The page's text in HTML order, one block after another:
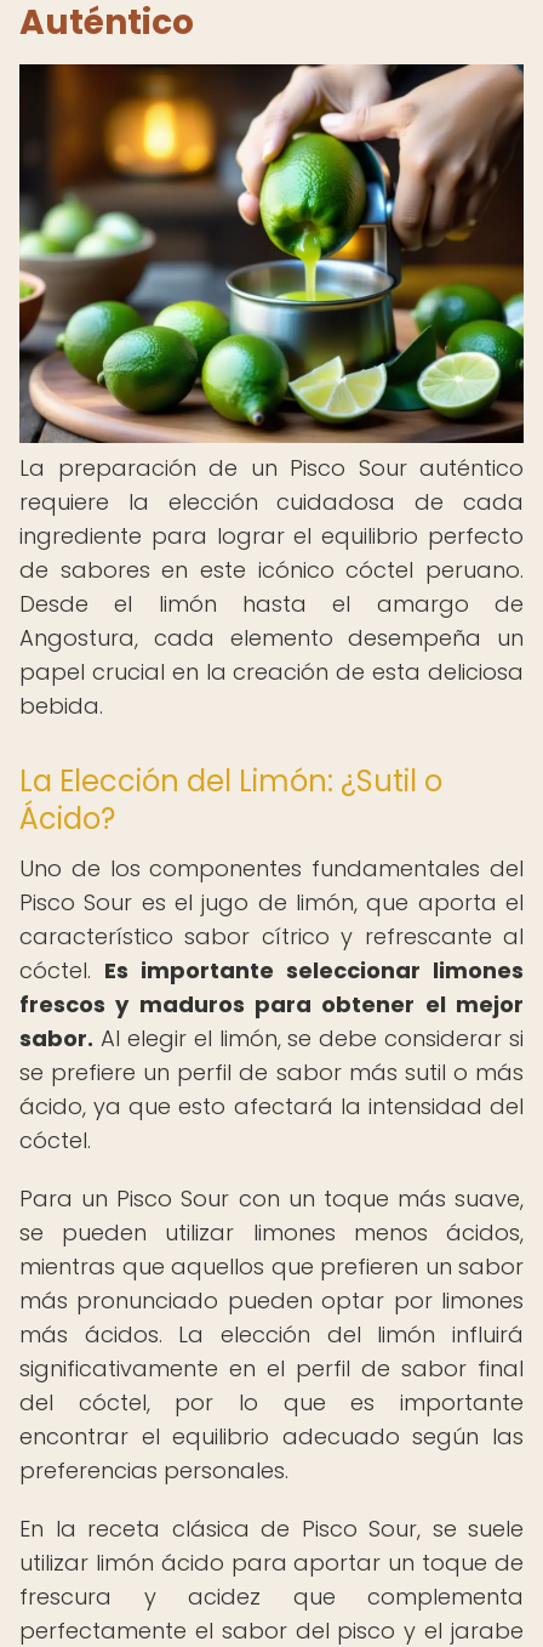
Auténtico
La preparación de un Pisco Sour auténtico
requiere la elección cuidadosa de cada
ingrediente para lograr el equilibrio perfecto
de sabores en este icónico cóctel peruano.
Desde el limón hasta el amargo de
Angostura, cada elemento desempeña un
papel crucial en la creación de esta deliciosa
bebida.
La Elección del Limón: ¿Sutil o
Ácido?
Uno de los componentes fundamentales del
Pisco Sour es el jugo de limón, que aporta el
característico sabor cítrico y refrescante al
cóctel. Es importante seleccionar limones
frescos y maduros para obtener el mejor
sabor. Al elegir el limón, se debe considerar si
se prefiere un perfil de sabor más sutil o más
ácido, ya que esto afectará la intensidad del
cóctel.
Para un Pisco Sour con un toque más suave,
se pueden utilizar limones menos ácidos,
mientras que aquellos que prefieren un sabor
más pronunciado pueden optar por limones
más ácidos. La elección del limón influirá
significativamente en el perfil de sabor final
del cóctel, por lo que es importante
encontrar el equilibrio adecuado según las
preferencias personales.
En la receta clásica de Pisco Sour, se suele
utilizar limón ácido para aportar un toque de
frescura y acidez que complementa
perfectamente el sabor del pisco y el jarabe